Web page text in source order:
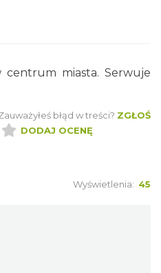
miasta. Serwuje
błąd w treści? ZGŁOŚ
DODAJ OCENĘ
Wyświetlenia: 45